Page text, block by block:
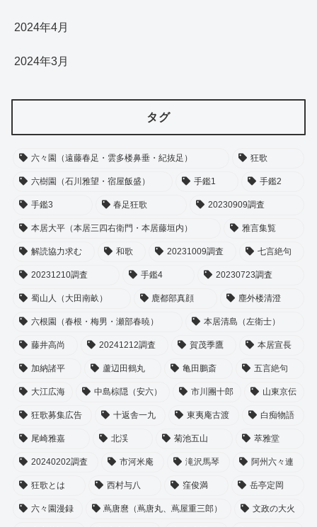
2024年4月
2024年3月
タグ
六々園（遠藤春足・雲多楼鼻垂・紀抜足） 狂歌
六樹園（石川雅望・宿屋飯盛） 手鑑1 手鑑2
手鑑3 春足狂歌 20230909調査
本居大平（本居三四右衛門・本居藤垣内） 雅言集覧
解読協力求む 和歌 20231009調査 七言絶句
20231210調査 手鑑4 20230723調査
蜀山人（大田南畝） 鹿都部真顔 塵外楼清澄
六根園（春根・梅男・瀬部春暁） 本居清島（左衛士）
藤井高尚 20241212調査 賀茂季鷹 本居宣長
加納諸平 蘆辺田鶴丸 亀田鵬斎 五言絶句
大江広海 中島棕隠（安六） 市川團十郎 山東京伝
狂歌募集広告 十返舎一九 東夷庵古渡 白痴物語
尾崎雅嘉 北渓 菊池五山 萃雅堂
20240202調査 市河米庵 滝沢馬琴 阿州六々連
狂歌とは 西村与八 窪俊満 岳亭定岡
六々園漫録 蔦唐麿（蔦唐丸、蔦屋重三郎） 文政の大火